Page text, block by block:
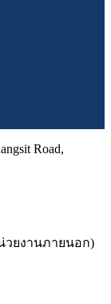
Road,
วยงานภายนอก)